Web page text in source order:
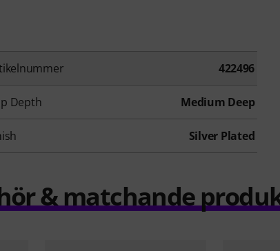
422496
Depth Medium Deep
Silver Plated
& matchande